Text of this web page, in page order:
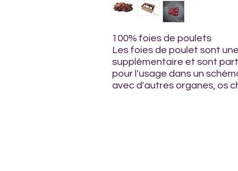
100% foies de poulets
Les foies de poulet sont
supplémentaire et sont
pour l'usage dans un
avec d'autres organes, os